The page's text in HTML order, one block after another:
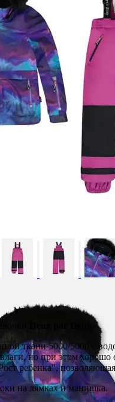
ткани 5000/5000 с
но при этом
ребенка",
на лямках и манишка.